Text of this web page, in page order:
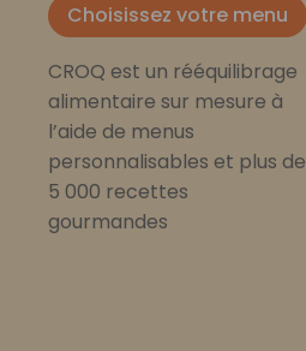
Choisissez votre menu
CROQ est un rééquilibrage
alimentaire sur mesure à
l’aide de menus
personnalisables et plus de
5 000 recettes
gourmandes